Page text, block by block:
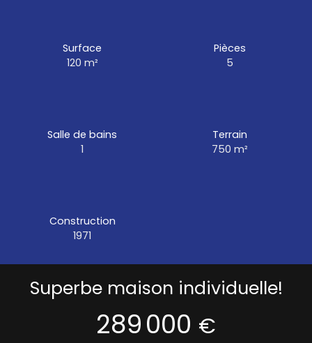
Surface
120 m²
Pièces
5
Salle de bains
1
Terrain
750 m²
Construction
1971
Superbe maison individuelle!
289 000 €